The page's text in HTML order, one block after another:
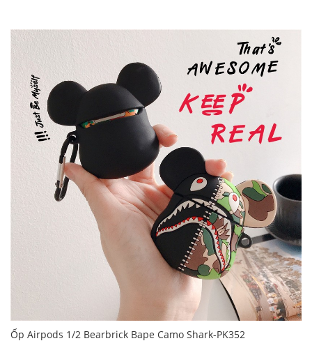
Ốp Airpods 1/2 Bearbrick Bape Camo Shark-PK352